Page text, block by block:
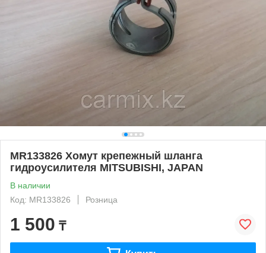
MR133826 Хомут крепежный шланга
гидроусилителя MITSUBISHI, JAPAN
В наличии
Код: MR133826
Розница
1 500 ₸